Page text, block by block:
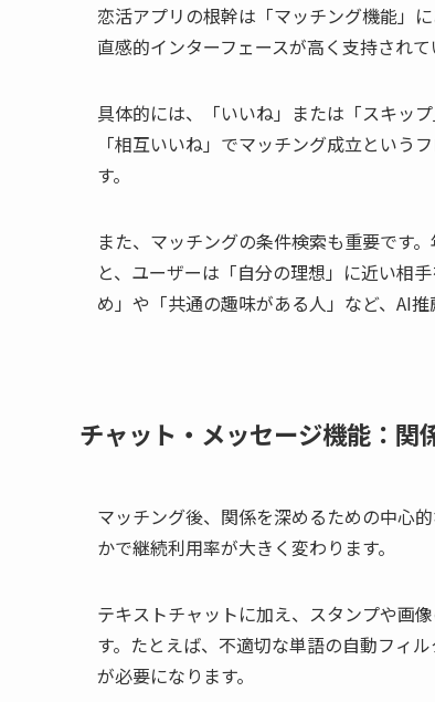
恋活アプリの根幹は「マッチング機能」
直感的インターフェースが高く支持されて
具体的には、「いいね」または「スキッ
「相互いいね」でマッチング成立という
す。
また、マッチングの条件検索も重要です
と、ユーザーは「自分の理想」に近い相
め」や「共通の趣味がある人」など、AI推
チャット・メッセージ機能：関
マッチング後、関係を深めるための中心
かで継続利用率が大きく変わります。
テキストチャットに加え、スタンプや画
す。たとえば、不適切な単語の自動フィ
が必要になります。